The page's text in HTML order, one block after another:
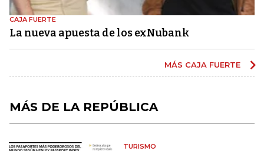
CAJA FUERTE
La nueva apuesta de los exNubank
MÁS CAJA FUERTE
MÁS DE LA REPÚBLICA
TURISMO